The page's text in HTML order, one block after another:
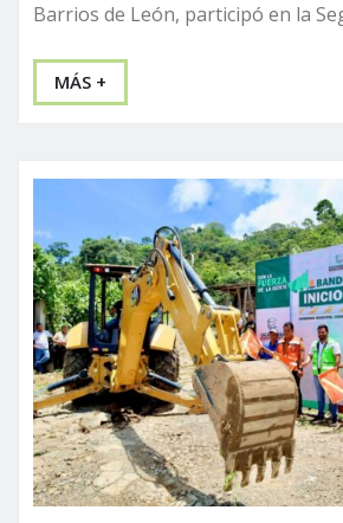
Barrios de León, participó en la
MÁS +